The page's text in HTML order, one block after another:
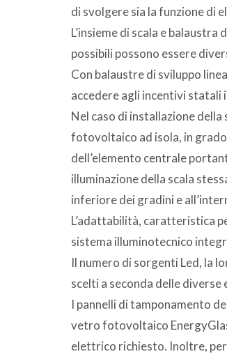
di svolgere sia la funzione di
L’insieme di scala e
possibili possono essere
Con balaustre di sviluppo
accedere agli incentivi statali
Nel caso di installazione
fotovoltaico ad isola, in grado
dell’elemento centrale
illuminazione della scala
inferiore dei gradini e
L’adattabilità, caratteristica
sistema illuminotecnico
Il numero di sorgenti Led, la
scelti a seconda delle diverse
I pannelli di tamponamento
vetro fotovoltaico
elettrico richiesto. Inoltre,